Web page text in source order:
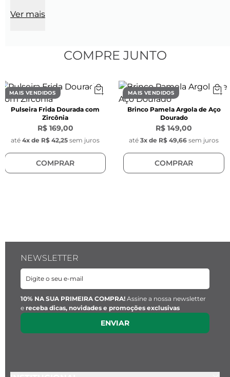
Cor: Branca
Material: Aço inoxidável
Pingente Key Design:
Espessura: 11 x 4 x 0,8 mm
Material: Aço inoxidável
Ver mais
COMPRE JUNTO
MAIS VENDIDOS
Pulseira Frida Dourada com
Zircônia
R$ 169,00
até 4x de R$ 42,25 sem juros
COMPRAR
MAIS VENDIDOS
Brinco Pamela Argola de Aço
Dourado
R$ 149,00
até 3x de R$ 49,66 sem juros
COMPRAR
NEWSLETTER
10% NA SUA PRIMEIRA COMPRA! Assine a nossa newsletter
e receba dicas, novidades e promoções exclusivas
ENVIAR